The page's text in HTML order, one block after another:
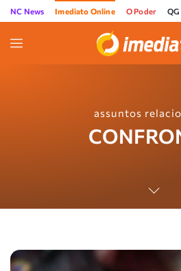
NC News Imediato Online O Poder
assuntos